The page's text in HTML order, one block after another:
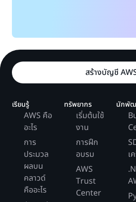
สร้างบัญชี
เรียนรู้
AWS คือ
อะไร
การ
ประมวล
ผลบน
คลาวด์
คืออะไร
ทรัพยากร
เริ่มต้นใช้
งาน
การฝึก
อบรม
AWS
Trust
Center
นักพั
เ